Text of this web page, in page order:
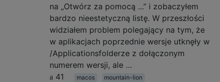
na „Otwórz za pomocą ...” i zobaczyłem
bardzo nieestetyczną listę. W przeszłości
widziałem problem polegający na tym, że
w aplikacjach poprzednie wersje utknęły w
/Applicationsfolderze z dołączonym
numerem wersji, ale …
41
macos mountain-lion